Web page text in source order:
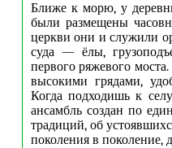
Ближе к морю, у
были размещены
церкви они и служили
суда — ёлы,
первого ряжевого
высокими грядами,
Когда подходишь к
ансамбль создан по
традиций, об
поколения в поколение,